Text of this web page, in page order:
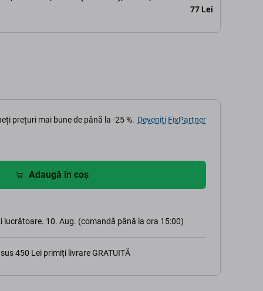
77 Lei
prețuri mai bune de până la -25 %. Deveniți FixPartner
Adaugă în coș
lucrătoare. 10. Aug. (comandă până la ora 15:00)
450 Lei primiți livrare GRATUITĂ